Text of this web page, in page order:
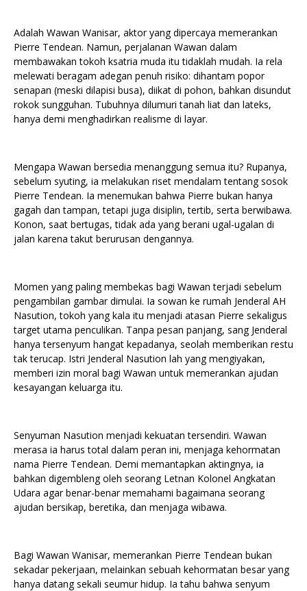
Adalah Wawan Wanisar, aktor yang dipercaya memerankan
Pierre Tendean. Namun, perjalanan Wawan dalam
membawakan tokoh ksatria muda itu tidaklah mudah. Ia rela
melewati beragam adegan penuh risiko: dihantam popor
senapan (meski dilapisi busa), diikat di pohon, bahkan disundut
rokok sungguhan. Tubuhnya dilumuri tanah liat dan lateks,
hanya demi menghadirkan realisme di layar.
Mengapa Wawan bersedia menanggung semua itu? Rupanya,
sebelum syuting, ia melakukan riset mendalam tentang sosok
Pierre Tendean. Ia menemukan bahwa Pierre bukan hanya
gagah dan tampan, tetapi juga disiplin, tertib, serta berwibawa.
Konon, saat bertugas, tidak ada yang berani ugal-ugalan di
jalan karena takut berurusan dengannya.
Momen yang paling membekas bagi Wawan terjadi sebelum
pengambilan gambar dimulai. Ia sowan ke rumah Jenderal AH
Nasution, tokoh yang kala itu menjadi atasan Pierre sekaligus
target utama penculikan. Tanpa pesan panjang, sang Jenderal
hanya tersenyum hangat kepadanya, seolah memberikan restu
tak terucap. Istri Jenderal Nasution lah yang mengiyakan,
memberi izin moral bagi Wawan untuk memerankan ajudan
kesayangan keluarga itu.
Senyuman Nasution menjadi kekuatan tersendiri. Wawan
merasa ia harus total dalam peran ini, menjaga kehormatan
nama Pierre Tendean. Demi memantapkan aktingnya, ia
bahkan digembleng oleh seorang Letnan Kolonel Angkatan
Udara agar benar-benar memahami bagaimana seorang
ajudan bersikap, beretika, dan menjaga wibawa.
Bagi Wawan Wanisar, memerankan Pierre Tendean bukan
sekadar pekerjaan, melainkan sebuah kehormatan besar yang
hanya datang sekali seumur hidup. Ia tahu bahwa senyum